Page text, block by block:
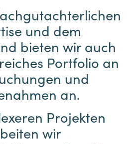
und dem
bieten wir auch
Portfolio an
und
an.
Projekten
wir